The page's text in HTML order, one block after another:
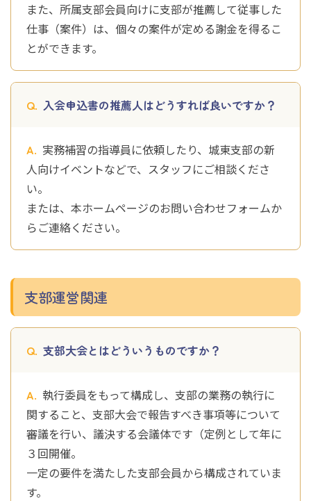
また、所属支部会員向けに支部が推薦して従事した
仕事（案件）は、個々の案件が定める謝金を得るこ
とができます。
入会申込書の推薦人はどうすれば良いですか？
実務補習の指導員に依頼したり、城東支部の新
人向けイベントなどで、スタッフにご相談くださ
い。
または、本ホームページのお問い合わせフォームか
らご連絡ください。
支部運営関連
支部大会とはどういうものですか？
執行委員をもって構成し、支部の業務の執行に
関すること、支部大会で報告すべき事項等について
審議を行い、議決する会議体です（定例として年に
３回開催。
一定の要件を満たした支部会員から構成されていま
す。